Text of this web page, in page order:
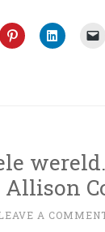
Allison
A